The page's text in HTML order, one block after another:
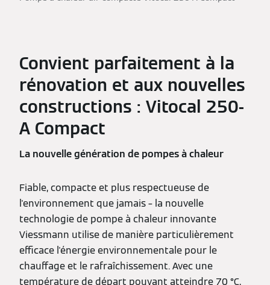
Convient parfaitement à la
rénovation et aux nouvelles
constructions : Vitocal 250-
A Compact
La nouvelle génération de pompes à chaleur
Fiable, compacte et plus respectueuse de
l'environnement que jamais – la nouvelle
technologie de pompe à chaleur innovante
Viessmann utilise de manière particulièrement
efficace l'énergie environnementale pour le
chauffage et le rafraîchissement. Avec une
température de départ pouvant atteindre 70 °C,